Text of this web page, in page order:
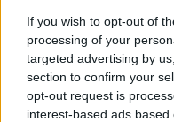
If you wish to opt-out of
processing of your
targeted advertising by
section to confirm your
opt-out request is
interest-based ads
ΤοΈθνοςσας
μεγαλύτερης